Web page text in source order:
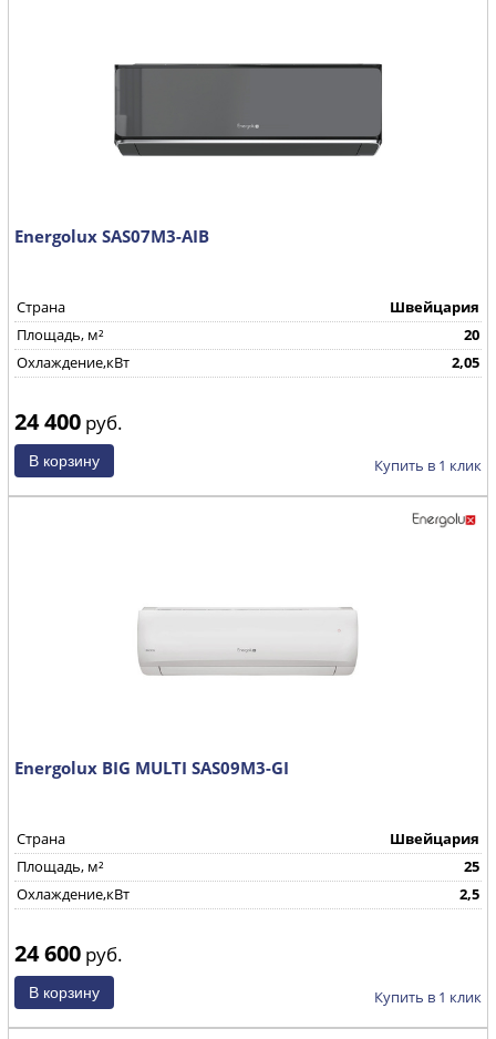
Energolux SAS07M3-AIB
Страна
Швейцария
Площадь, м²
20
Охлаждение,кВт
2,05
24 400 руб.
Купить в 1 клик
Energolux BIG MULTI SAS09M3-GI
Страна
Швейцария
Площадь, м²
25
Охлаждение,кВт
2,5
24 600 руб.
Купить в 1 клик